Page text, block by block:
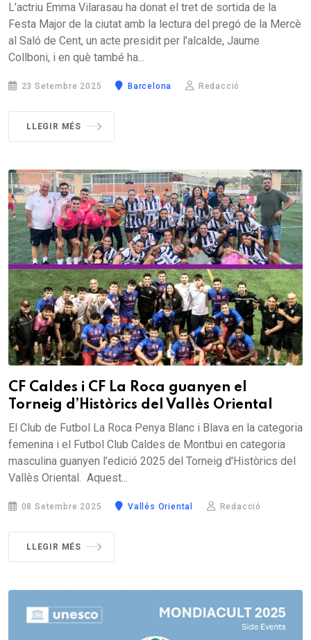
L’actriu Emma Vilarasau ha donat el tret de sortida de la
Festa Major de la ciutat amb la lectura del pregó de la Mercè
al Saló de Cent, un acte presidit per l’alcalde, Jaume
Collboni, i en què també ha...
23 Setembre 2025 Barcelona Redacció
LLEGIR MÉS
CF Caldes i CF La Roca guanyen el
Torneig d’Històrics del Vallès Oriental
El Club de Futbol La Roca Penya Blanc i Blava en la categoria
femenina i el Futbol Club Caldes de Montbui en categoria
masculina guanyen l’edició 2025 del Torneig d'Històrics del
Vallès Oriental. Aquest...
08 Setembre 2025 Vallés Oriental Redacció
LLEGIR MÉS